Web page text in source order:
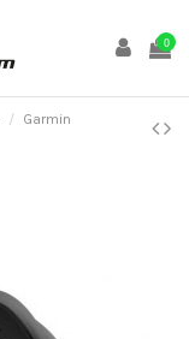
0
Garmin